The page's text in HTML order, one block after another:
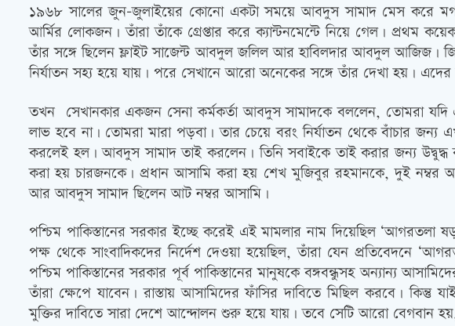
১৯৬৮ সালের জুন-জুলাইয়ের কোনো একটা সময়ে আবদুস সামাদ মেস করে
আর্মির লোকজন। তাঁরা তাঁকে গ্রেপ্তার করে ক্যান্টনমেন্টে নিয়ে গেল। প্রথম
তাঁর সঙ্গে ছিলেন ফ্লাইট সাজেন্ট আবদুল জলিল আর হাবিলদার আবদুল আজিজ।
নির্যাতন সহ্য হয়ে যায়। পরে সেখানে আরো অনেকের সঙ্গে তাঁর দেখা হয়।
তখন সেখানকার একজন সেনা কর্মকর্তা আবদুস সামাদকে বললেন, তোমরা
লাভ হবে না। তোমরা মারা পড়বা। তার চেয়ে বরং নির্যাতন থেকে বাঁচার
করলেই হল। আবদুস সামাদ তাই করলেন। তিনি সবাইকে তাই করার জন্য
করা হয় চারজনকে। প্রধান আসামি করা হয় শেখ মুজিবুর রহমানকে, দুই নম্বর
আর আবদুস সামাদ ছিলেন আট নম্বর আসামি।
পশ্চিম পাকিস্তানের সরকার ইচ্ছে করেই এই মামলার নাম দিয়েছিল ‘আগরতলা
পক্ষ থেকে সাংবাদিকদের নির্দেশ দেওয়া হয়েছিল, তাঁরা যেন প্রতিবেদনে
পশ্চিম পাকিস্তানের সরকার পূর্ব পাকিস্তানের মানুষকে বঙ্গবন্ধুসহ অন্যান্য
তাঁরা ক্ষেপে যাবেন। রাস্তায় আসামিদের ফাঁসির দাবিতে মিছিল করবে।
মুক্তির দাবিতে সারা দেশে আন্দোলন শুরু হয়ে যায়। তবে সেটি আরো বেগবান